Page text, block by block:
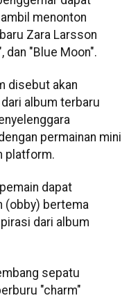
menonton
Zara Larsson
dan "Blue Moon".
disebut akan
album terbaru
permainan mini
platform.
dapat
(obby) bertema
dari album
sepatu
"charm"